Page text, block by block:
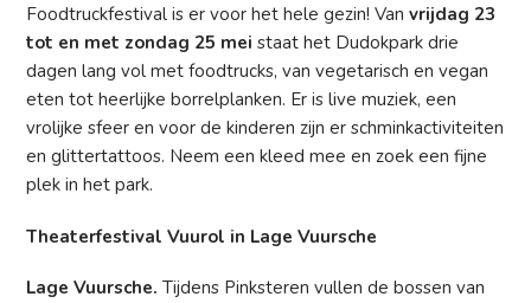
Foodtruckfestival is er voor het hele gezin! Van vrijdag 23
tot en met zondag 25 mei staat het Dudokpark drie
dagen lang vol met foodtrucks, van vegetarisch en vegan
eten tot heerlijke borrelplanken. Er is live muziek, een
vrolijke sfeer en voor de kinderen zijn er schminkactiviteiten
en glittertattoos. Neem een kleed mee en zoek een fijne
plek in het park.
Theaterfestival Vuurol in Lage Vuursche
Lage Vuursche. Tijdens Pinksteren vullen de bossen van